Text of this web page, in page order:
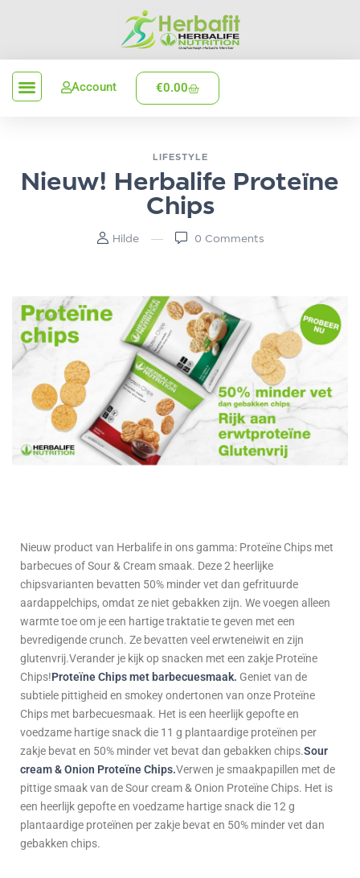
Account €0.00
LIFESTYLE
Nieuw! Herbalife Proteïne
Chips
Hilde 0 Comments
Nieuw product van Herbalife in ons gamma: Proteïne Chips met
barbecues of Sour & Cream smaak. Deze 2 heerlijke
chipsvarianten bevatten 50% minder vet dan gefrituurde
aardappelchips, omdat ze niet gebakken zijn. We voegen alleen
warmte toe om je een hartige traktatie te geven met een
bevredigende crunch. Ze bevatten veel erwteneiwit en zijn
glutenvrij.Verander je kijk op snacken met een zakje Proteïne
Chips!Proteïne Chips met barbecuesmaak. Geniet van de
subtiele pittigheid en smokey ondertonen van onze Proteïne
Chips met barbecuesmaak. Het is een heerlijk gepofte en
voedzame hartige snack die 11 g plantaardige proteïnen per
zakje bevat en 50% minder vet bevat dan gebakken chips.Sour
cream & Onion Proteïne Chips.Verwen je smaakpapillen met de
pittige smaak van de Sour cream & Onion Proteïne Chips. Het is
een heerlijk gepofte en voedzame hartige snack die 12 g
plantaardige proteïnen per zakje bevat en 50% minder vet dan
gebakken chips.